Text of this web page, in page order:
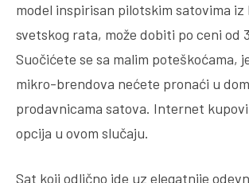
model inspirisan pilotskim satovima iz
svetskog rata, može dobiti po ceni od
Suočićete se sa malim poteškoćama,
mikro-brendova nećete pronaći u
prodavnicama satova. Internet
opcija u ovom slučaju.
Sat koji odlično ide uz elegatnije